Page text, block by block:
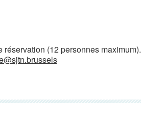
réservation (12 personnes maximum).